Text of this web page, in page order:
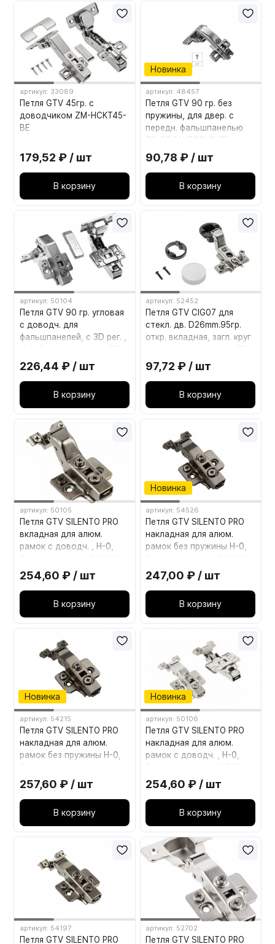
артикул: 33089
Петля GTV 45гр. с
доводчиком ZM-HCKT45-
BE
179,52 ₽ / шт
В корзину
Новинка
артикул: 48457
Петля GTV 90 гр. без
пружины, для двер. с
передн. фальшпанелью
90,78 ₽ / шт
В корзину
артикул: 50104
Петля GTV 90 гр. угловая
c доводч. для
фальшпанелей, с 3D рег. ,
HCKT90-3DBEO-S
226,44 ₽ / шт
В корзину
артикул: 52452
Петля GTV CIG07 для
стекл. дв. D26mm.95гр.
откр. вкладная, загл. круг
CIG-07OZE
97,72 ₽ / шт
В корзину
артикул: 50105
Петля GTV SILENTO PRO
вкладная для алюм.
рамок с доводч. , H-0,
ZM-HCSLRALU07-3DBEO
254,60 ₽ / шт
В корзину
Новинка
артикул: 54526
Петля GTV SILENTO PRO
накладная для алюм.
рамок без пружины H-0,
ZP-SLCARALU09-3DBEO
247,00 ₽ / шт
В корзину
Новинка
артикул: 54215
Петля GTV SILENTO PRO
накладная для алюм.
рамок без пружины H-0,
CLIPON ZP-SLCARALU09-
3DBEO-20
257,60 ₽ / шт
В корзину
Новинка
артикул: 50106
Петля GTV SILENTO PRO
накладная для алюм.
рамок с доводч. , H-0,
ZM-HCSLRALU09-3DBEO
254,60 ₽ / шт
В корзину
артикул: 54197
Петля GTV SILENTO PRO
артикул: 52702
Петля GTV SILENTO PRO